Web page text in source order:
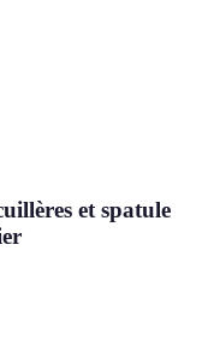
et spatule